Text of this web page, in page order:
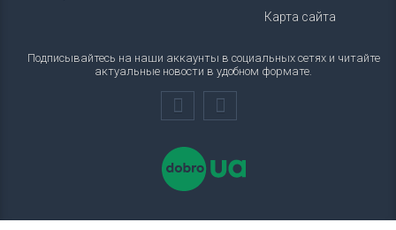
Карта сайта
Подписывайтесь на наши аккаунты в социальных сетях и читайте
актуальные новости в удобном формате.